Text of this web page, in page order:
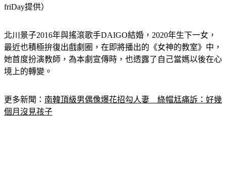
friDay提供）
北川景子2016年與搖滾歌手DAIGO結婚，2020年生下一女，
最近也積極拚復出戲劇圈，在即將播出的《女神的教室》中，
她首度扮演教師，為本劇宣傳時，也透露了自己當媽以後在心
境上的轉變。
更多新聞： 南韓頂級男偶像爆花招勾人妻　綠帽尪痛訴：好幾
個月沒見孩子